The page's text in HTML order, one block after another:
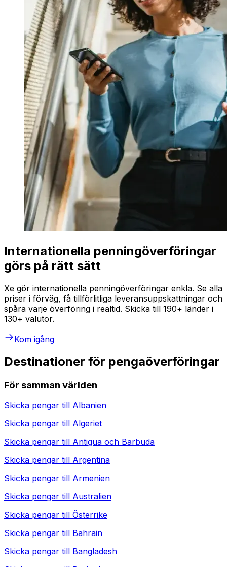
Internationella penningöverföringar
görs på rätt sätt
Xe gör internationella penningöverföringar enkla. Se alla
priser i förväg, få tillförlitliga leveransuppskattningar och
spåra varje överföring i realtid. Skicka till 190+ länder i
130+ valutor.
Kom igång
Destinationer för pengaöverföringar
För samman världen
Skicka pengar till Albanien
Skicka pengar till Algeriet
Skicka pengar till Antigua och Barbuda
Skicka pengar till Argentina
Skicka pengar till Armenien
Skicka pengar till Australien
Skicka pengar till Österrike
Skicka pengar till Bahrain
Skicka pengar till Bangladesh